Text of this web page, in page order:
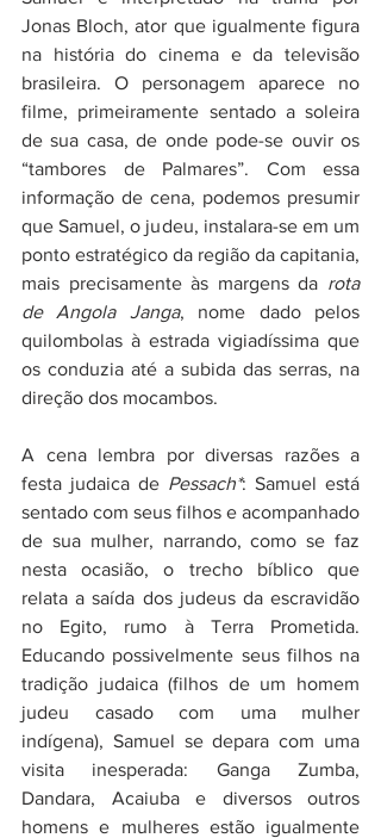
Jonas Bloch, ator que igualmente figura
na história do cinema e da televisão
brasileira. O personagem aparece no
filme, primeiramente sentado a soleira
de sua casa, de onde pode-se ouvir os
“tambores de Palmares”. Com essa
informação de cena, podemos presumir
que Samuel, o judeu, instalara-se em um
ponto estratégico da região da capitania,
mais precisamente às margens da rota
de Angola Janga, nome dado pelos
quilombolas à estrada vigiadíssima que
os conduzia até a subida das serras, na
direção dos mocambos.
A cena lembra por diversas razões a
festa judaica de Pessach*: Samuel está
sentado com seus filhos e acompanhado
de sua mulher, narrando, como se faz
nesta ocasião, o trecho bíblico que
relata a saída dos judeus da escravidão
no Egito, rumo à Terra Prometida.
Educando possivelmente seus filhos na
tradição judaica (filhos de um homem
judeu casado com uma mulher
indígena), Samuel se depara com uma
visita inesperada: Ganga Zumba,
Dandara, Acaiuba e diversos outros
homens e mulheres estão igualmente